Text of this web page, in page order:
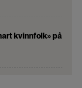
kvinnfolk» på